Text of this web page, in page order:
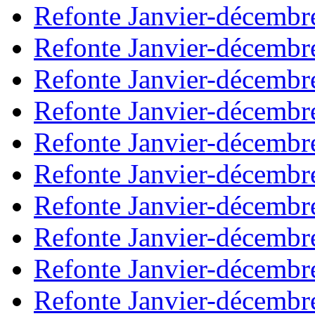
Refonte Janvier-
Refonte Janvier-
Refonte Janvier-
Refonte Janvier-
Refonte Janvier-
Refonte Janvier-
Refonte Janvier-
Refonte Janvier-
Refonte Janvier-
Refonte Janvier-